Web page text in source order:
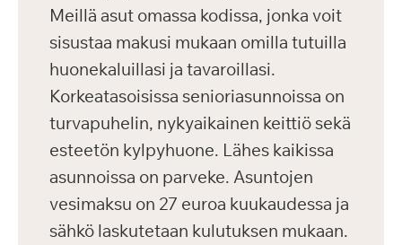
Meillä asut omassa kodissa, jonka voit
sisustaa makusi mukaan omilla tutuilla
huonekaluillasi ja tavaroillasi.
Korkeatasoisissa senioriasunnoissa on
turvapuhelin, nykyaikainen keittiö sekä
esteetön kylpyhuone. Lähes kaikissa
asunnoissa on parveke. Asuntojen
vesimaksu on 27 euroa kuukaudessa ja
sähkö laskutetaan kulutuksen mukaan.